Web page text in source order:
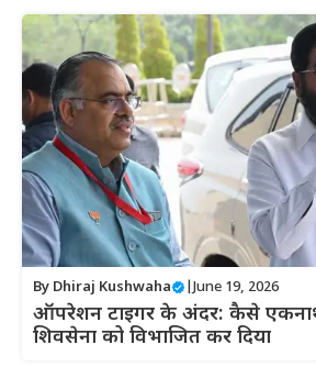
By Dhiraj Kushwaha June 19, 2026
ऑपरेशन टाइगर के अंदर: कैसे
शिवसेना को विभाजित कर दिया